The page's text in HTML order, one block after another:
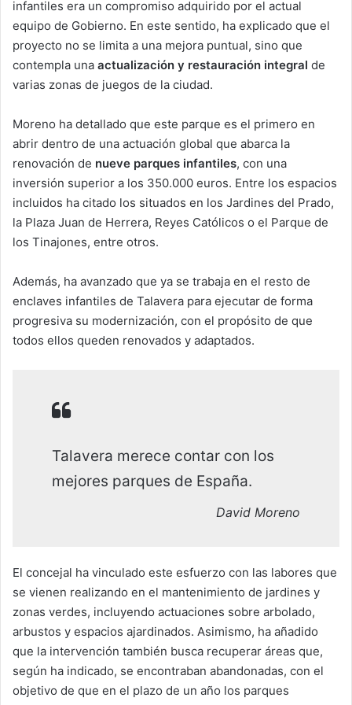
infantiles era un compromiso adquirido por el actual
equipo de Gobierno. En este sentido, ha explicado que el
proyecto no se limita a una mejora puntual, sino que
contempla una actualización y restauración integral de
varias zonas de juegos de la ciudad.
Moreno ha detallado que este parque es el primero en
abrir dentro de una actuación global que abarca la
renovación de nueve parques infantiles, con una
inversión superior a los 350.000 euros. Entre los espacios
incluidos ha citado los situados en los Jardines del Prado,
la Plaza Juan de Herrera, Reyes Católicos o el Parque de
los Tinajones, entre otros.
Además, ha avanzado que ya se trabaja en el resto de
enclaves infantiles de Talavera para ejecutar de forma
progresiva su modernización, con el propósito de que
todos ellos queden renovados y adaptados.
Talavera merece contar con los
mejores parques de España.
David Moreno
El concejal ha vinculado este esfuerzo con las labores que
se vienen realizando en el mantenimiento de jardines y
zonas verdes, incluyendo actuaciones sobre arbolado,
arbustos y espacios ajardinados. Asimismo, ha añadido
que la intervención también busca recuperar áreas que,
según ha indicado, se encontraban abandonadas, con el
objetivo de que en el plazo de un año los parques